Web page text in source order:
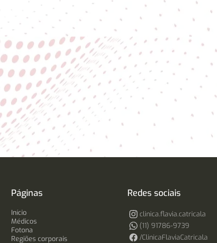
Páginas
Início
Médicos
Fotona
Regiões corporais
Redes sociais
clinica.flavia.catricala
(11) 91786-9739
/ClinicaFlaviaCatricala